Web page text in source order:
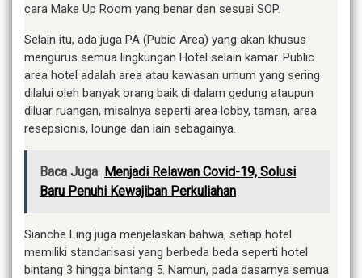
cara Make Up Room yang benar dan sesuai SOP.
Selain itu, ada juga PA (Pubic Area) yang akan khusus
mengurus semua lingkungan Hotel selain kamar. Public
area hotel adalah area atau kawasan umum yang sering
dilalui oleh banyak orang baik di dalam gedung ataupun
diluar ruangan, misalnya seperti area lobby, taman, area
resepsionis, lounge dan lain sebagainya.
Baca Juga Menjadi Relawan Covid-19, Solusi
Baru Penuhi Kewajiban Perkuliahan
Sianche Ling juga menjelaskan bahwa, setiap hotel
memiliki standarisasi yang berbeda beda seperti hotel
bintang 3 hingga bintang 5. Namun, pada dasarnya semua